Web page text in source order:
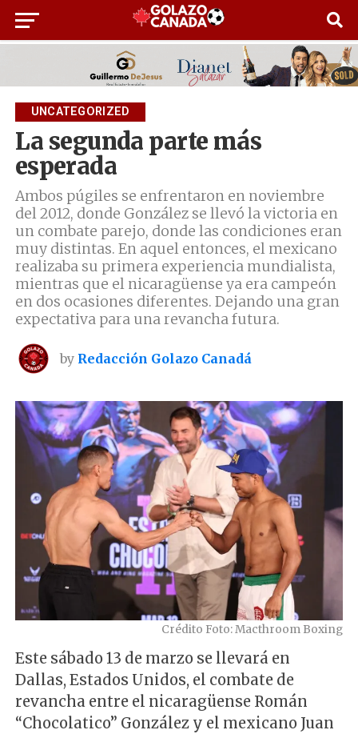
UNCATEGORIZED
La segunda parte más
esperada
Ambos púgiles se enfrentaron en noviembre
del 2012, donde González se llevó la victoria en
un combate parejo, donde las condiciones eran
muy distintas. En aquel entonces, el mexicano
realizaba su primera experiencia mundialista,
mientras que el nicaragüense ya era campeón
en dos ocasiones diferentes. Dejando una gran
expectativa para una revancha futura.
by Redacción Golazo Canadá
Crédito Foto: Macthroom Boxing
Este sábado 13 de marzo se llevará en
Dallas, Estados Unidos, el combate de
revancha entre el nicaragüense Román
“Chocolatico” González y el mexicano Juan